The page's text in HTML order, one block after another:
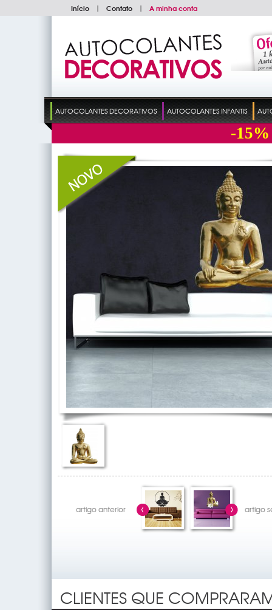
Início | Contato | A minha conta
AUTOCOLANTES DECORATIVOS AUTOCOLANTES INFANTIS
-15%
artigo anterior artigo
CLIENTES QUE